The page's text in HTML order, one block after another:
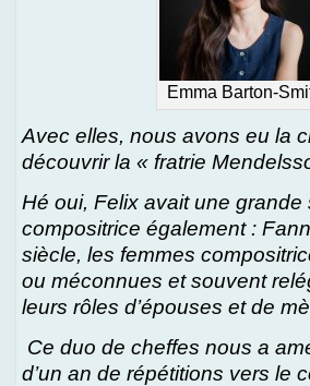
Emma Barton-
Avec elles, nous avons eu la
découvrir la « fratrie
Hé oui, Felix avait une
compositrice également :
siècle, les femmes
ou méconnues et souvent
leurs rôles d’épouses et de
Ce duo de cheffes nous a
d’un an de répétitions vers le